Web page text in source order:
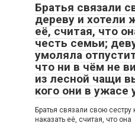
Братья связали
дереву и хотели
её, считая, что
честь семьи;
умоляла
что ни в чём не
из лесной чащи
кого они в ужасе
Братья связали свою
наказать её, считая, что она